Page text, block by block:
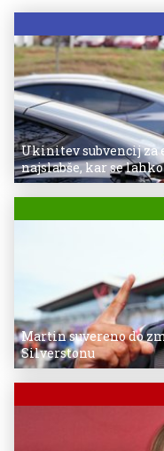
Ukinitev subvencij za
najslabše, kar se
Martin suvereno do
Silverstonu